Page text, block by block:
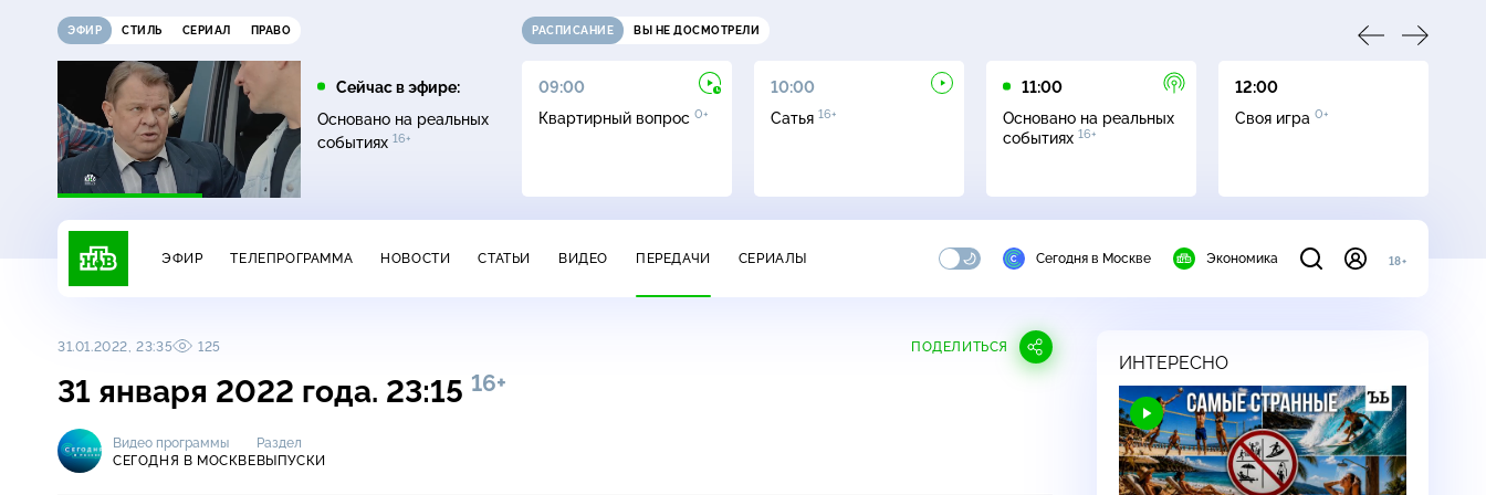
ЭФИР СТИЛЬ СЕРИАЛ ПРАВО
Сейчас в эфире:
Основано на реальных
событиях 16+
РАСПИСАНИЕ ВЫ НЕ ДОСМОТРЕЛИ
07:20
Главная дорога
16+
08:00
Живая еда 12+
09:00
Квартирный вопрос 0+
10:00
Сатья 16+
11:00
Основано на реальных
событиях 16+
12:00
Своя игра 0+
ЭФИР ТЕЛЕПРОГРАММА НОВОСТИ СТАТЬИ ВИДЕО ПЕРЕДАЧИ СЕРИАЛЫ Сегодня в Москве Экономика 18+
31.01.2022, 23:35 125 ПОДЕЛИТЬСЯ
31 января 2022 года. 23:15 16+
Видео программы
СЕГОДНЯ В МОСКВЕ
Раздел
ВЫПУСКИ
ИНТЕРЕСНО